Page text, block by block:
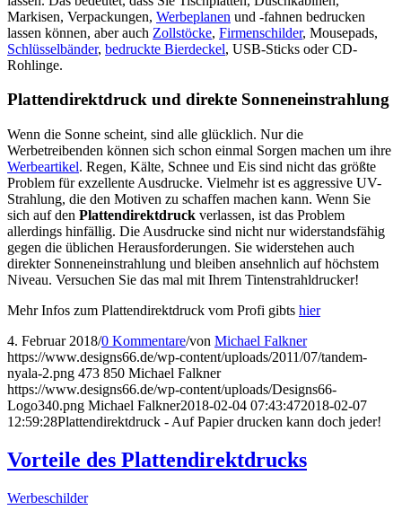
Markisen, Verpackungen, Werbeplanen und -fahnen bedrucken
lassen können, aber auch Zollstöcke, Firmenschilder, Mousepads,
Schlüsselbänder, bedruckte Bierdeckel, USB-Sticks oder CD-
Rohlinge.
Plattendirektdruck und direkte Sonneneinstrahlung
Wenn die Sonne scheint, sind alle glücklich. Nur die
Werbetreibenden können sich schon einmal Sorgen machen um ihre
Werbeartikel. Regen, Kälte, Schnee und Eis sind nicht das größte
Problem für exzellente Ausdrucke. Vielmehr ist es aggressive UV-
Strahlung, die den Motiven zu schaffen machen kann. Wenn Sie
sich auf den Plattendirektdruck verlassen, ist das Problem
allerdings hinfällig. Die Ausdrucke sind nicht nur widerstandsfähig
gegen die üblichen Herausforderungen. Sie widerstehen auch
direkter Sonneneinstrahlung und bleiben ansehnlich auf höchstem
Niveau. Versuchen Sie das mal mit Ihrem Tintenstrahldrucker!
Mehr Infos zum Plattendirektdruck vom Profi gibts hier
4. Februar 2018/0 Kommentare/von Michael Falkner
https://www.designs66.de/wp-content/uploads/2011/07/tandem-
nyala-2.png 473 850 Michael Falkner
https://www.designs66.de/wp-content/uploads/Designs66-
Logo340.png Michael Falkner2018-02-04 07:43:472018-02-07
12:59:28Plattendirektdruck - Auf Papier drucken kann doch jeder!
Vorteile des Plattendirektdrucks
Werbeschilder